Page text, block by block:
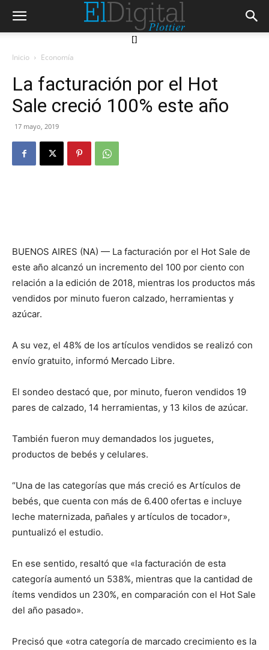
[]
Inicio Economía
La facturación por el Hot
Sale creció 100% este año
17 mayo, 2019
BUENOS AIRES (NA) — La facturación por el Hot Sale de
este año alcanzó un incremento del 100 por ciento con
relación a la edición de 2018, mientras los productos más
vendidos por minuto fueron calzado, herramientas y
azúcar.
A su vez, el 48% de los artículos vendidos se realizó con
envío gratuito, informó Mercado Libre.
El sondeo destacó que, por minuto, fueron vendidos 19
pares de calzado, 14 herramientas, y 13 kilos de azúcar.
También fueron muy demandados los juguetes,
productos de bebés y celulares.
“Una de las categorías que más creció es Artículos de
bebés, que cuenta con más de 6.400 ofertas e incluye
leche maternizada, pañales y artículos de tocador»,
puntualizó el estudio.
En ese sentido, resaltó que «la facturación de esta
categoría aumentó un 538%, mientras que la cantidad de
ítems vendidos un 230%, en comparación con el Hot Sale
del año pasado».
Precisó que «otra categoría de marcado crecimiento es la